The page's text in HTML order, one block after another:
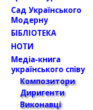
Сад Українського
Модерну
БІБЛІОТЕКА
НОТИ
Медіа-книга
українського співу
Композитори
Диригенти
Виконавці